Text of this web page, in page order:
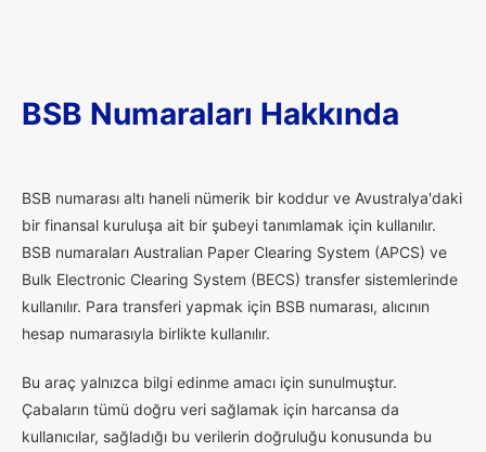
BSB Numaraları Hakkında
BSB numarası altı haneli nümerik bir koddur ve Avustralya'daki
bir finansal kuruluşa ait bir şubeyi tanımlamak için kullanılır.
BSB numaraları Australian Paper Clearing System (APCS) ve
Bulk Electronic Clearing System (BECS) transfer sistemlerinde
kullanılır. Para transferi yapmak için BSB numarası, alıcının
hesap numarasıyla birlikte kullanılır.
Bu araç yalnızca bilgi edinme amacı için sunulmuştur.
Çabaların tümü doğru veri sağlamak için harcansa da
kullanıcılar, sağladığı bu verilerin doğruluğu konusunda bu